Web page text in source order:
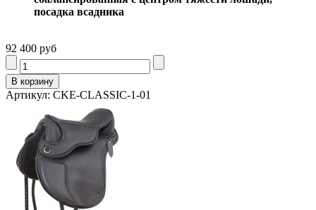
посадка всадника
92 400 руб
Артикул: CKE-CLASSIC-1-01